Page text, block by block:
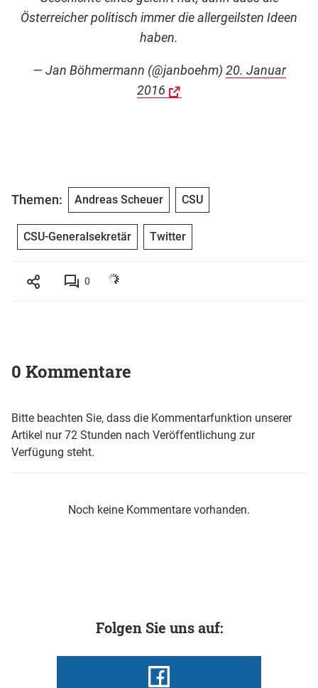
Österreicher politisch immer die allergeilsten Ideen
haben.
— Jan Böhmermann (@janboehm) 20. Januar
2016
Themen: Andreas Scheuer CSU
CSU-Generalsekretär Twitter
0
0 Kommentare
Bitte beachten Sie, dass die Kommentarfunktion unserer
Artikel nur 72 Stunden nach Veröffentlichung zur
Verfügung steht.
Noch keine Kommentare vorhanden.
Folgen Sie uns auf: